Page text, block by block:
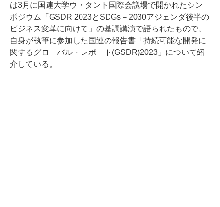
は3月に国連大学ウ・タント国際会議場で開かれたシン
ポジウム「GSDR 2023とSDGs－2030アジェンダ後半の
ビジネス変革に向けて」の基調講演で語られたもので、
自身が執筆に参加した国連の報告書「持続可能な開発に
関するグローバル・レポート(GSDR)2023」について紹
介している。